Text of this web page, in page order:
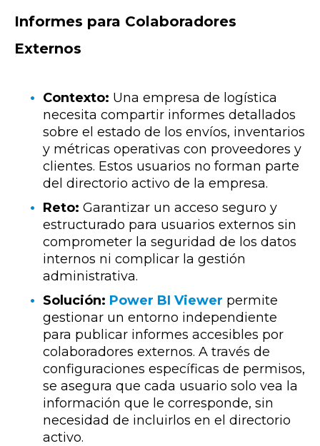
Informes para Colaboradores
Externos
Contexto: Una empresa de logística
necesita compartir informes detallados
sobre el estado de los envíos, inventarios
y métricas operativas con proveedores y
clientes. Estos usuarios no forman parte
del directorio activo de la empresa.
Reto: Garantizar un acceso seguro y
estructurado para usuarios externos sin
comprometer la seguridad de los datos
internos ni complicar la gestión
administrativa.
Solución: Power BI Viewer permite
gestionar un entorno independiente
para publicar informes accesibles por
colaboradores externos. A través de
configuraciones específicas de permisos,
se asegura que cada usuario solo vea la
información que le corresponde, sin
necesidad de incluirlos en el directorio
activo.